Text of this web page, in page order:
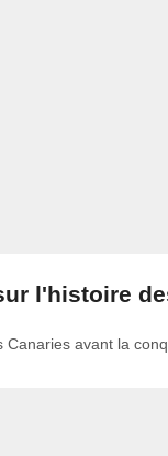
l'histoire
avant la